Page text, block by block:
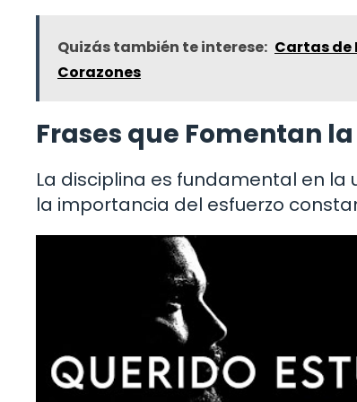
Quizás también te interese: Cartas de
Corazones
Frases que Fomentan
La disciplina es fundamental en
la importancia del esfuerzo